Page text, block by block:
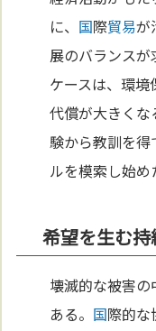
に、 国際貿易が
展のバランス
ケースは、環
代償が大きく
験から教訓を
ルを模索し始め
希望を生む
壊滅的な被害の
ある。 国際的な